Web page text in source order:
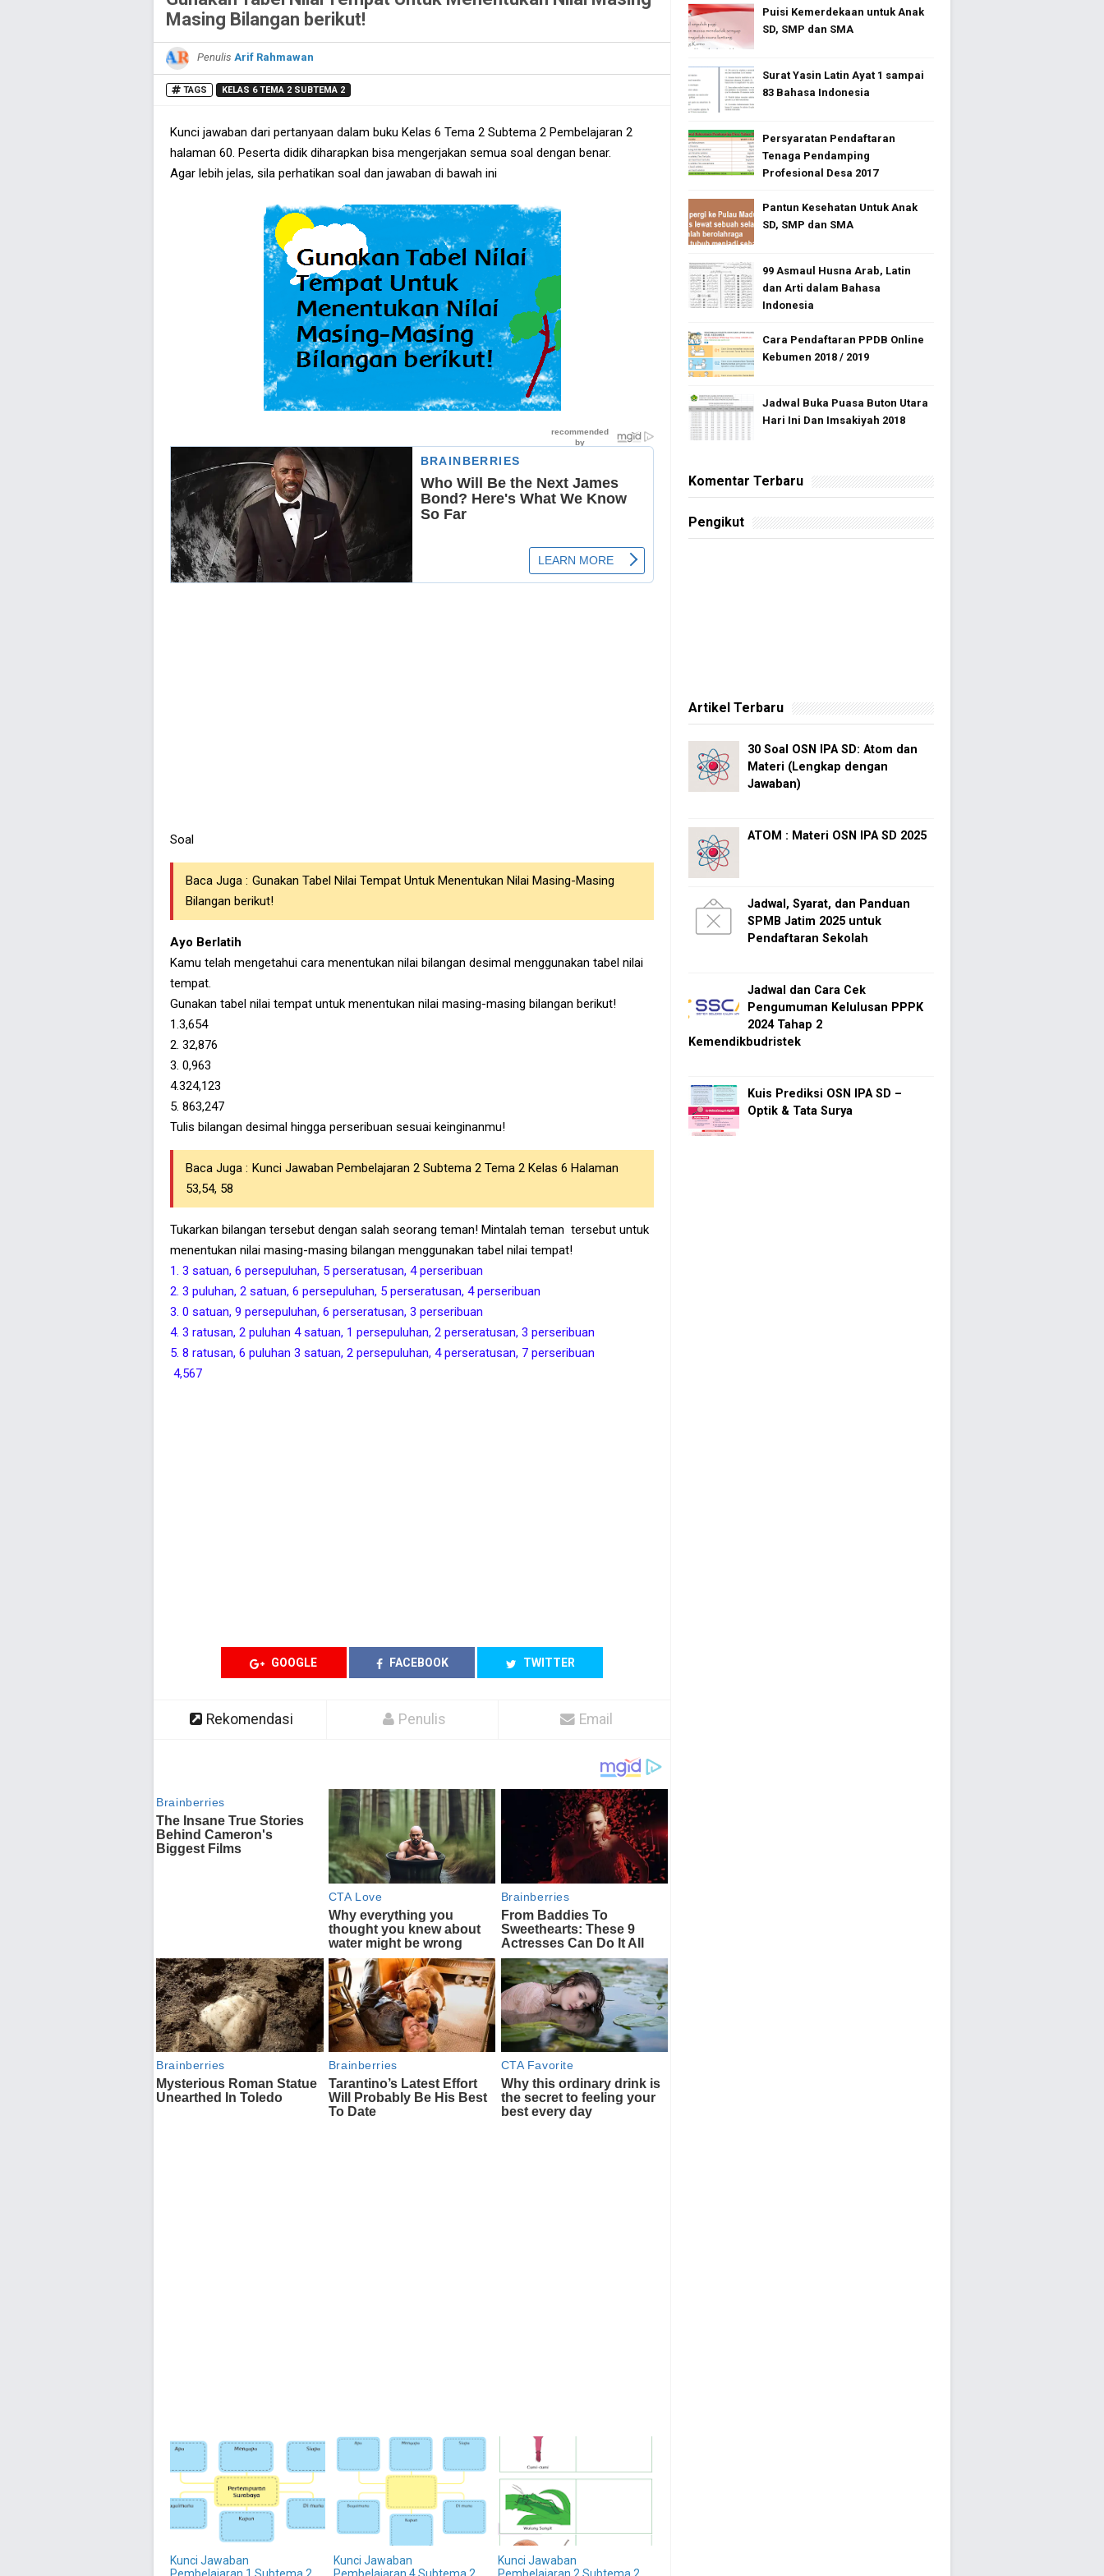
Masing Bilangan berikut!
Penulis Arif Rahmawan
TAGS KELAS 6 TEMA 2 SUBTEMA 2
Kunci jawaban dari pertanyaan dalam buku Kelas 6 Tema 2 Subtema 2 Pembelajaran 2
halaman 60. Peserta didik diharapkan bisa mengerjakan semua soal dengan benar.
Agar lebih jelas, sila perhatikan soal dan jawaban di bawah ini
Soal
Baca Juga : Gunakan Tabel Nilai Tempat Untuk Menentukan Nilai Masing-Masing
Bilangan berikut!
Ayo Berlatih
Kamu telah mengetahui cara menentukan nilai bilangan desimal menggunakan tabel nilai
tempat.
Gunakan tabel nilai tempat untuk menentukan nilai masing-masing bilangan berikut!
1.3,654
2. 32,876
3. 0,963
4.324,123
5. 863,247
Tulis bilangan desimal hingga perseribuan sesuai keinginanmu!
Baca Juga : Kunci Jawaban Pembelajaran 2 Subtema 2 Tema 2 Kelas 6 Halaman
53,54, 58
Tukarkan bilangan tersebut dengan salah seorang teman! Mintalah teman tersebut untuk
menentukan nilai masing-masing bilangan menggunakan tabel nilai tempat!
1. 3 satuan, 6 persepuluhan, 5 perseratusan, 4 perseribuan
2. 3 puluhan, 2 satuan, 6 persepuluhan, 5 perseratusan, 4 perseribuan
3. 0 satuan, 9 persepuluhan, 6 perseratusan, 3 perseribuan
4. 3 ratusan, 2 puluhan 4 satuan, 1 persepuluhan, 2 perseratusan, 3 perseribuan
5. 8 ratusan, 6 puluhan 3 satuan, 2 persepuluhan, 4 perseratusan, 7 perseribuan
4,567
GOOGLE FACEBOOK TWITTER
Rekomendasi Penulis Email
Kunci Jawaban
Pembelajaran 1 Subtema 2
Kunci Jawaban
Pembelajaran 4 Subtema 2
Kunci Jawaban
Pembelajaran 2 Subtema 2
Puisi Kemerdekaan untuk Anak
SD, SMP dan SMA
Surat Yasin Latin Ayat 1 sampai
83 Bahasa Indonesia
Persyaratan Pendaftaran
Tenaga Pendamping
Profesional Desa 2017
Pantun Kesehatan Untuk Anak
SD, SMP dan SMA
99 Asmaul Husna Arab, Latin
dan Arti dalam Bahasa
Indonesia
Cara Pendaftaran PPDB Online
Kebumen 2018 / 2019
Jadwal Buka Puasa Buton Utara
Hari Ini Dan Imsakiyah 2018
Komentar Terbaru
Pengikut
Artikel Terbaru
30 Soal OSN IPA SD: Atom dan
Materi (Lengkap dengan
Jawaban)
ATOM : Materi OSN IPA SD 2025
Jadwal, Syarat, dan Panduan
SPMB Jatim 2025 untuk
Pendaftaran Sekolah
Jadwal dan Cara Cek
Pengumuman Kelulusan PPPK
2024 Tahap 2
Kemendikbudristek
Kuis Prediksi OSN IPA SD –
Optik & Tata Surya